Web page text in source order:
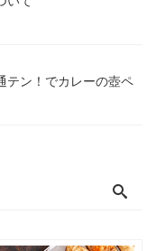
テン！でカレーの壺ペ